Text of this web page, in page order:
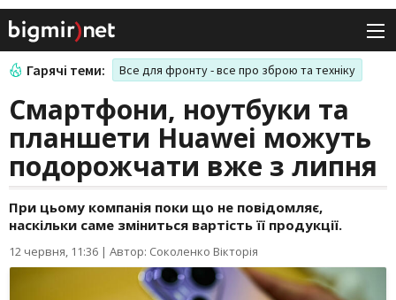
Гарячі теми: Все для фронту - все про зброю та техніку
Смартфони, ноутбуки та
планшети Huawei можуть
подорожчати вже з липня
При цьому компанія поки що не повідомляє,
наскільки саме зміниться вартість її продукції.
12 червня, 11:36 | Автор: Соколенко Вікторія